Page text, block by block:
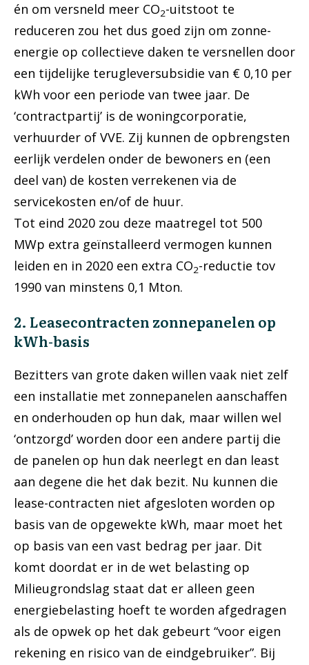
én om versneld meer CO2-uitstoot te
reduceren zou het dus goed zijn om zonne-
energie op collectieve daken te versnellen door
een tijdelijke terugleversubsidie van € 0,10 per
kWh voor een periode van twee jaar. De
‘contractpartij’ is de woningcorporatie,
verhuurder of VVE. Zij kunnen de opbrengsten
eerlijk verdelen onder de bewoners en (een
deel van) de kosten verrekenen via de
servicekosten en/of de huur.
Tot eind 2020 zou deze maatregel tot 500
MWp extra geïnstalleerd vermogen kunnen
leiden en in 2020 een extra CO2-reductie tov
1990 van minstens 0,1 Mton.
2. Leasecontracten zonnepanelen op
kWh-basis
Bezitters van grote daken willen vaak niet zelf
een installatie met zonnepanelen aanschaffen
en onderhouden op hun dak, maar willen wel
‘ontzorgd’ worden door een andere partij die
de panelen op hun dak neerlegt en dan least
aan degene die het dak bezit. Nu kunnen die
lease-contracten niet afgesloten worden op
basis van de opgewekte kWh, maar moet het
op basis van een vast bedrag per jaar. Dit
komt doordat er in de wet belasting op
Milieugrondslag staat dat er alleen geen
energiebelasting hoeft te worden afgedragen
als de opwek op het dak gebeurt “voor eigen
rekening en risico van de eindgebruiker”. Bij